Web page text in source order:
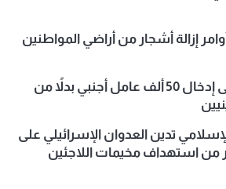
يصدر 8 أوامر إزالة أشجار من أراضي المواطنين
نتنياهو يوافق على إدخال 50 ألف عامل أجنبي بدلاً من
تدين العدوان الإسرائيلي على
من استهداف مخيمات اللاجئين